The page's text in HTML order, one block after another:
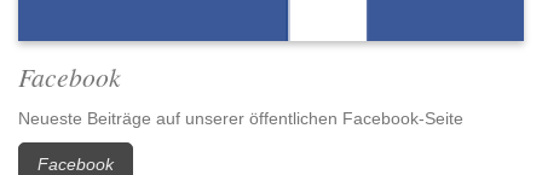
Facebook
Neueste Beiträge auf unserer öffentlichen Facebook-Seite
Facebook